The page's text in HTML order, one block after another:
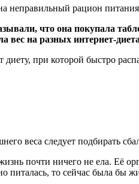
неправильный рацион
что она покупала
на разных интернет-
при которой быстро
веса следует подбирать
почти ничего не ела. Её
питалась, то сейчас была бы